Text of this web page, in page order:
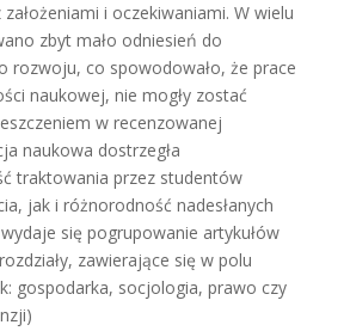
i oczekiwaniami. W wielu
zbyt mało odniesień do
rozwoju, co spowodowało, że prace
naukowej, nie mogły zostać
w recenzowanej
naukowa dostrzegła
traktowania przez studentów
jak i różnorodność nadesłanych
się pogrupowanie artykułów
zawierające się w polu
gospodarka, socjologia, prawo czy